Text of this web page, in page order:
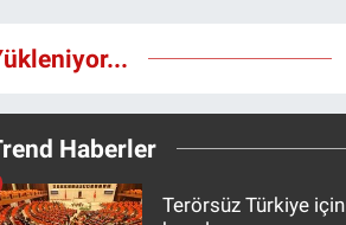
Haberler
Terörsüz Türkiye için